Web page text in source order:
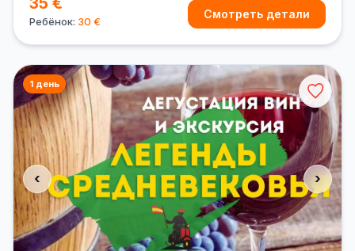
Ребёнок: 30 €
Смотреть детали
‹ ›
1 день